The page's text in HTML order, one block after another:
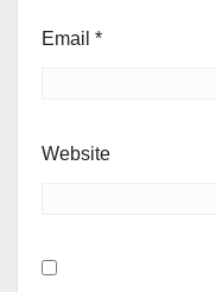
Email *
Website